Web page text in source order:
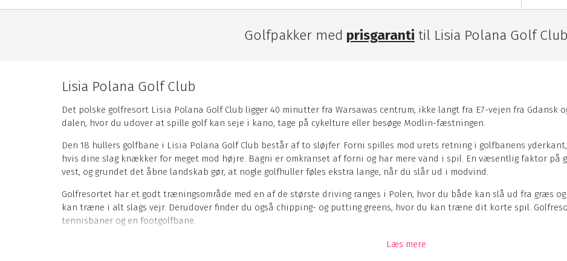
Golfpakker med prisgaranti til Lisia Polana Golf Club
Lisia Polana Golf Club
Det polske golfresort Lisia Polana Golf Club ligger 40 minutter fra Warsawas centrum, ikke langt fra E7-vejen fra Gdansk
dalen, hvor du udover at spille golf kan seje i kano, tage på cykelture eller besøge Modlin-fæstningen.
Den 18 hullers golfbane i Lisia Polana Golf Club består af to sløjfer. Forni spilles mod urets retning i golfbanens
hvis dine slag knækker for meget mod højre. Bagni er omkranset af forni og har mere vand i spil. En væsentlig faktor på
vest, og grundet det åbne landskab gør, at nogle golfhuller føles ekstra lange, når du slår ud i modvind.
Golfresortet har et godt træningsområde med en af de største driving ranges i Polen, hvor du både kan slå ud fra græs
kan træne i alt slags vejr. Derudover finder du også chipping- og putting greens, hvor du kan træne dit korte spil.
tennisbaner og en footgolfbane.
I klubhuset finder du 20 hotelværelser med plads til i alt 36 personer, en rummelig lobby, et lille fitnesslokale samt en
Læs mere